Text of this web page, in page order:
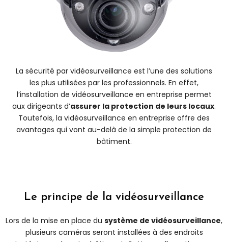
La sécurité par vidéosurveillance est l’une des solutions
les plus utilisées par les professionnels. En effet,
l’installation de vidéosurveillance en entreprise permet
aux dirigeants d’assurer la protection de leurs locaux.
Toutefois, la vidéosurveillance en entreprise offre des
avantages qui vont au-delà de la simple protection de
bâtiment.
Le principe de la vidéosurveillance
Lors de la mise en place du système de vidéosurveillance,
plusieurs caméras seront installées à des endroits